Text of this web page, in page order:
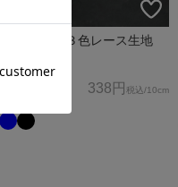
ン60ローン３色レース生地
338円 税込/10cm